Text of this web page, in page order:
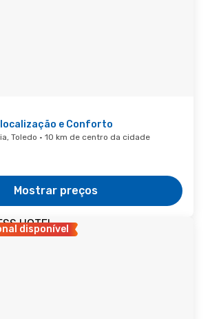
e Conforto
Toledo · 10 km de centro da cidade
Mostrar preços
disponível